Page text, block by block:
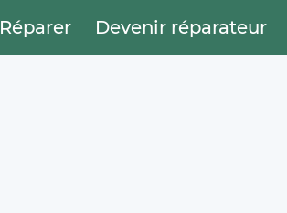
Réparer Devenir réparateur